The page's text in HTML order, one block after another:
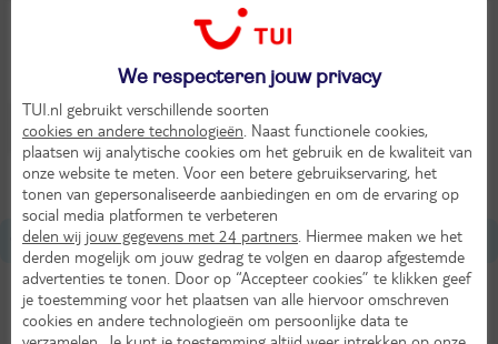
Garda(11) Sirmione(3)
Over Italië
Tijdverschil met Nederland
Gelijk aan NL
We respecteren jouw privacy
TUI.nl gebruikt verschillende soorten
cookies en andere technologieën . Naast functionele cookies,
plaatsen wij analytische cookies om het gebruik en de kwaliteit van
onze website te meten. Voor een betere gebruikservaring, het
tonen van gepersonaliseerde aanbiedingen en om de ervaring op
social media platformen te verbeteren
delen wij jouw gegevens met 24 partners . Hiermee maken we het
derden mogelijk om jouw gedrag te volgen en daarop afgestemde
advertenties te tonen. Door op “Accepteer cookies” te klikken geef
je toestemming voor het plaatsen van alle hiervoor omschreven
cookies en andere technologieën om persoonlijke data te